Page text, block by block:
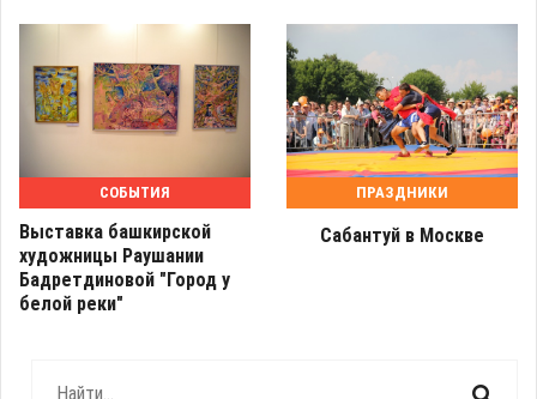
СОБЫТИЯ
Выставка башкирской
художницы Раушании
Бадретдиновой "Город у
белой реки"
ПРАЗДНИКИ
Сабантуй в Москве